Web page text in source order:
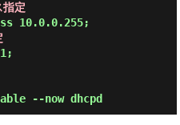
指定
--now dhcpd